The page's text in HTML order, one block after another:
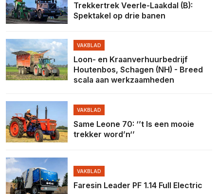
Trekkertrek Veerle-Laakdal (B):
Spektakel op drie banen
VAKBLAD
Loon- en Kraanverhuurbedrijf
Houtenbos, Schagen (NH) - Breed
scala aan werkzaamheden
VAKBLAD
Same Leone 70: ‘’t Is een mooie
trekker word’n‘’
VAKBLAD
Faresin Leader PF 1.14 Full Electric